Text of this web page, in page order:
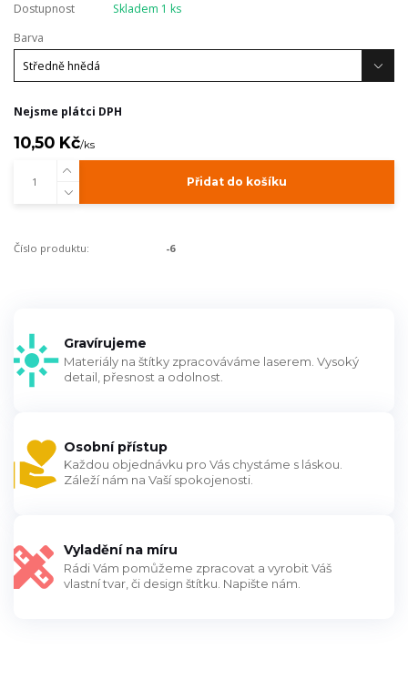
Dostupnost
Skladem 1 ks
Barva
Nejsme plátci DPH
10,50 Kč/ks
Přidat do košíku
Číslo produktu: -6
Gravírujeme
Materiály na štítky zpracováváme laserem. Vysoký
detail, přesnost a odolnost.
Osobní přístup
Každou objednávku pro Vás chystáme s láskou.
Záleží nám na Vaší spokojenosti.
Vyladění na míru
Rádi Vám pomůžeme zpracovat a vyrobit Váš
vlastní tvar, či design štítku. Napište nám.